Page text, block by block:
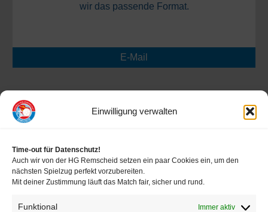
Einwilligung verwalten
Time-out für Datenschutz!
Auch wir von der HG Remscheid setzen ein paar Cookies ein, um den
nächsten Spielzug perfekt vorzubereiten.
Mit deiner Zustimmung läuft das Match fair, sicher und rund.
Funktional Immer aktiv
wir das passende Format.
E-Mail
Satzung